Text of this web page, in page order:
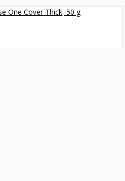
One Cover Thick, 50 g